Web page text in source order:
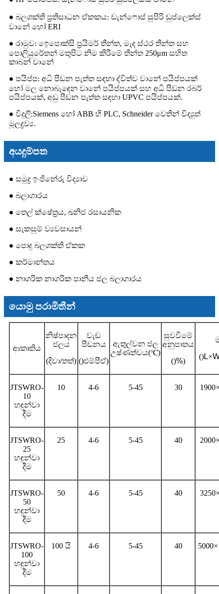
● බලශක්ති ප්‍රතිසාධන ඒකකය: ඩැන්ෆොස් සුපිරි ඩුප්ලෙක්ස්
වානේ හෝ ERI
● රාමුව: ඉෙපොක්සි ප්‍රයිමර් තීන්ත, මැද ස්ථර තීන්ත සහ
පොලියුරේතන් මතුපිට නිම කිරීමේ තීන්ත 250μm සහිත
කාබන් වානේ
● පයිප්ප: අධි පීඩන පැත්ත සඳහා ද්විත්ව වානේ පයිප්පයක්
හෝ මල නොබැඳෙන වානේ පයිප්පයක් සහ අධි පීඩන රබර්
පයිප්පයක්, අඩු පීඩන පැත්ත සඳහා UPVC පයිප්පයක්.
● විදුලි:Siemens හෝ ABB හි PLC, Schneider වෙතින් විද්‍යුත්
මූලද්‍රව්‍ය.
අයදුම්පත
● සමුද්‍ර ඉංජිනේරු විද්‍යාව
● බලාගාරය
● තෙල් ක්ෂේත්‍රය, ඛනිජ රසායනික
● සැකසුම් ව්‍යවසායන්
● පොදු බලශක්ති ඒකක
● කර්මාන්තය
● නාගරික නාගරික පානීය ජල බලාගාරය
යොමු පරාමිතීන්
ආකෘතිය
නිෂ්පාදන
ජලය
(දිවා/තත්)
වැඩ
පීඩනය
()එම්පීඒ)
ඇතුල්වන ජල
උෂ්ණත්වය(℃)
සුවවීමේ
අනුපාතය
()%)
()L×
JTSWRO-
10
හඳුන්වා
දීම
10 4-6 5-45 30
JTSWRO-
25
හඳුන්වා
දීම
25 4-6 5-45 40
JTSWRO-
50
හඳුන්වා
දීම
50 4-6 5-45 40
JTSWRO-
100
හඳුන්වා
දීම
100 යි 4-6 5-45 40